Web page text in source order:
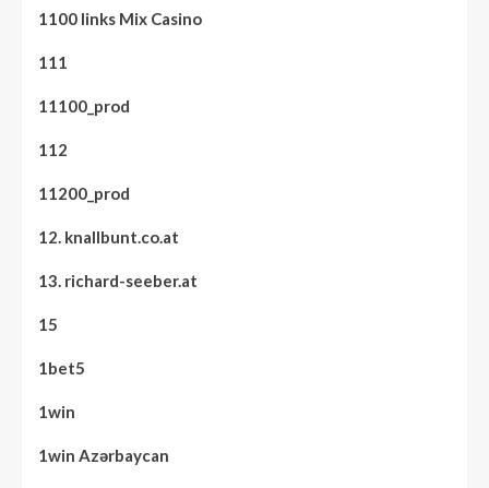
1100 links Mix Casino
111
11100_prod
112
11200_prod
12. knallbunt.co.at
13. richard-seeber.at
15
1bet5
1win
1win Azərbaycan